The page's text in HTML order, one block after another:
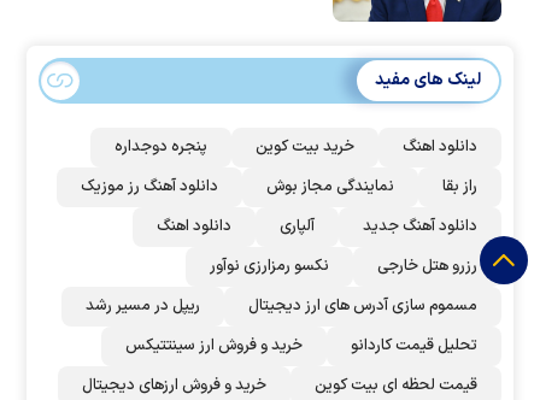
لینک های مفید
دانلود اهنگ خرید بیت کوین
پنجره دوجداره
راز بقا
نمایندگی مجاز بوش
دانلود آهنگ رز‌ موزیک
دانلود آهنگ جدید
آلپاری
دانلود اهنگ
رزرو هتل خارجی
نکسو رمزارزی نوآور
مسموم سازی آدرس های ارز دیجیتال
ریپل در مسیر رشد
تحلیل قیمت کاردانو
خرید و فروش ارز سینتتیکس
قیمت لحظه ای بیت کوین
خرید و فروش ارزهای دیجیتال